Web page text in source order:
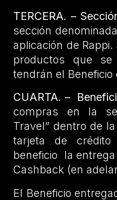
TERCERA. –
sección
aplicación de
productos que
tendrán el
CUARTA. –
compras en la
Travel” dentro de
tarjeta de crédito
beneficio la
Cashback (en
El Beneficio